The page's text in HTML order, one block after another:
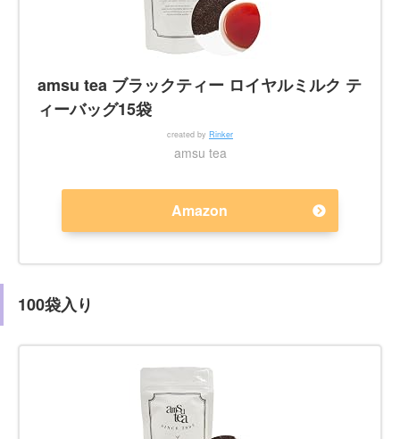
amsu tea ブラックティー ロイヤルミルク テ
ィーバッグ15袋
created by Rinker
amsu tea
Amazon
100袋入り